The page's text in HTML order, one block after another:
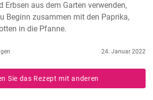
Erbsen aus dem Garten verwenden,
Beginn zusammen mit den Paprika,
in die Pfanne.
24. Januar 2022
Sie das Rezept mit anderen